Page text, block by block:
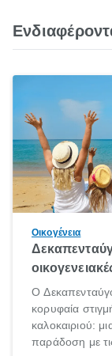
Οικογένεια
Ο
κορυφαία
καλοκαιριού:
παράδοση με